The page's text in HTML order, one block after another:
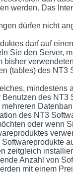
werden. Das
dürfen nicht
darf auf
Sie den Server,
bisher
(tables) des
mindestens
des
des NT3
oder wenn
zeitgleich
Anzahl von
mit einem